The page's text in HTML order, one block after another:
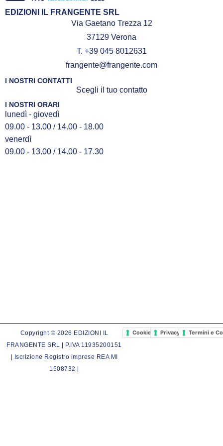
Ton Class Italia. Nel 2014
compie il periplo parziale
dell’Italia da Venezia ad Anzio
dopo partecipa all’Half Ton
Classic Cup in Belgio,
nel Mare del Nord.
EDIZIONI IL FRANGENTE SRL
Via Gaetano Trezza 12
37129 Verona
T. +39 045 8012631
frangente@frangente.com
I NOSTRI CONTATTI
Scegli il tuo contatto
I NOSTRI ORARI
lunedì - giovedì
09.00 - 13.00 / 14.00 - 18.00
venerdì
09.00 - 13.00 / 14.00 - 17.30
Copyright © 2026 EDIZIONI IL
FRANGENTE SRL | P.IVA 11935200151
| Iscrizione Registro imprese REA MI
1508732 |
Cookie PolicyPrivacy PolicyTermini e